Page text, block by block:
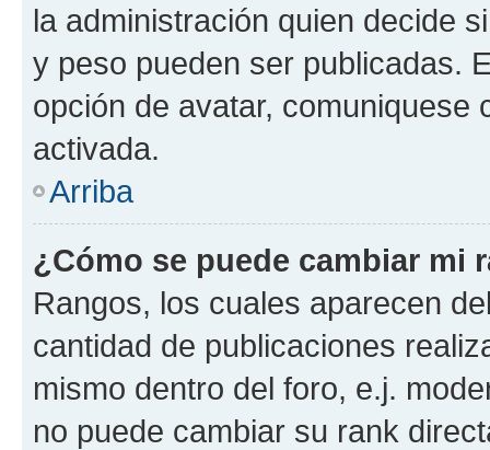
la administración quien decide
y peso pueden ser publicadas.
opción de avatar, comuniquese
activada.
Arriba
¿Cómo se puede cambiar mi
Rangos, los cuales aparecen
cantidad de publicaciones
mismo dentro del foro, e.j.
no puede cambiar su rank